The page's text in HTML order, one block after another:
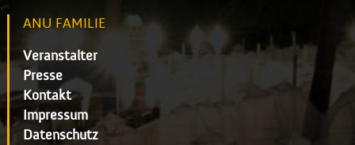
ANU FAMILIE
Veranstalter
Presse
Kontakt
Impressum
Datenschutz